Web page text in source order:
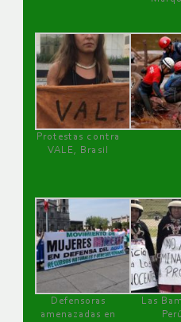
Protestas contra
VALE, Brasil
Defensoras
amenazadas en
Las
Perú